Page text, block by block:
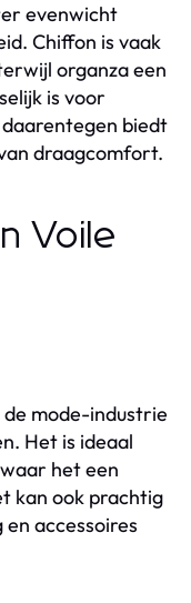
evenwicht
Chiffon is vaak
organza een
is voor
biedt
draagcomfort.
Voile
mode-industrie
Het is ideaal
het een
kan ook prachtig
accessoires